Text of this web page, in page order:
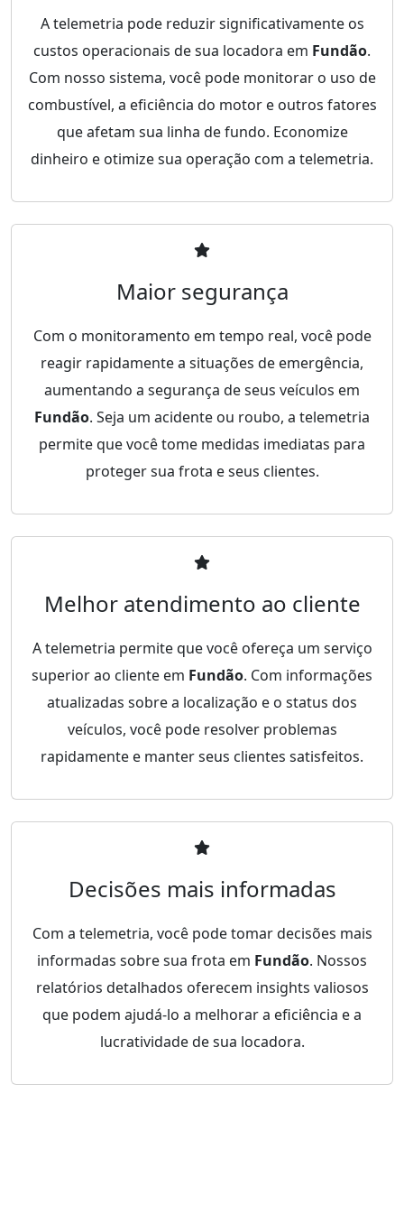
A telemetria pode reduzir significativamente os
custos operacionais de sua locadora em Fundão.
Com nosso sistema, você pode monitorar o uso de
combustível, a eficiência do motor e outros fatores
que afetam sua linha de fundo. Economize
dinheiro e otimize sua operação com a telemetria.
Maior segurança
Com o monitoramento em tempo real, você pode
reagir rapidamente a situações de emergência,
aumentando a segurança de seus veículos em
Fundão. Seja um acidente ou roubo, a telemetria
permite que você tome medidas imediatas para
proteger sua frota e seus clientes.
Melhor atendimento ao cliente
A telemetria permite que você ofereça um serviço
superior ao cliente em Fundão. Com informações
atualizadas sobre a localização e o status dos
veículos, você pode resolver problemas
rapidamente e manter seus clientes satisfeitos.
Decisões mais informadas
Com a telemetria, você pode tomar decisões mais
informadas sobre sua frota em Fundão. Nossos
relatórios detalhados oferecem insights valiosos
que podem ajudá-lo a melhorar a eficiência e a
lucratividade de sua locadora.